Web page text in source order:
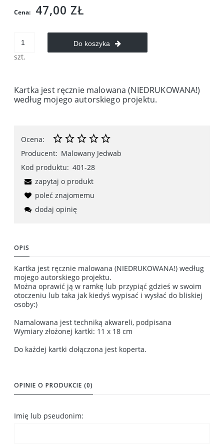
Cena: 47,00 ZŁ
szt.
Do koszyka
Kartka jest ręcznie malowana (NIEDRUKOWANA!)
według mojego autorskiego projektu.
Ocena:
Producent: Malowany Jedwab
Kod produktu: 401-28
zapytaj o produkt
poleć znajomemu
dodaj opinię
OPIS
Kartka jest ręcznie malowana (NIEDRUKOWANA!) według
mojego autorskiego projektu.
Można oprawić ją w ramkę lub przypiąć gdzieś w swoim
otoczeniu lub taka jak kiedyś wypisać i wysłać do bliskiej
osoby:)
Namalowana jest techniką akwareli, podpisana
Wymiary złożonej kartki: 11 x 18 cm
Do każdej kartki dołączona jest koperta.
OPINIE O PRODUKCIE (0)
Imię lub pseudonim: